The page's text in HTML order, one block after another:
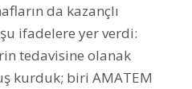
da kazançlı
ifadelere yer verdi:
tedavisine olanak
kurduk; biri AMATEM